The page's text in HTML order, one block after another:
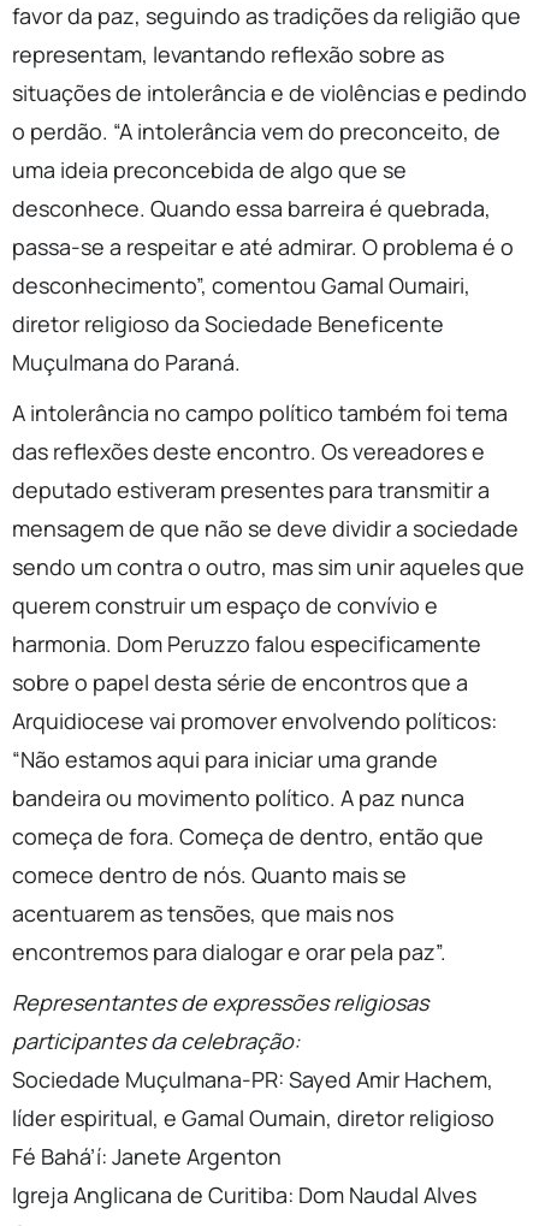
favor da paz, seguindo as tradições da religião que
representam, levantando reflexão sobre as
situações de intolerância e de violências e pedindo
o perdão. “A intolerância vem do preconceito, de
uma ideia preconcebida de algo que se
desconhece. Quando essa barreira é quebrada,
passa-se a respeitar e até admirar. O problema é o
desconhecimento”, comentou Gamal Oumairi,
diretor religioso da Sociedade Beneficente
Muçulmana do Paraná.
A intolerância no campo político também foi tema
das reflexões deste encontro. Os vereadores e
deputado estiveram presentes para transmitir a
mensagem de que não se deve dividir a sociedade
sendo um contra o outro, mas sim unir aqueles que
querem construir um espaço de convívio e
harmonia. Dom Peruzzo falou especificamente
sobre o papel desta série de encontros que a
Arquidiocese vai promover envolvendo políticos:
“Não estamos aqui para iniciar uma grande
bandeira ou movimento político. A paz nunca
começa de fora. Começa de dentro, então que
comece dentro de nós. Quanto mais se
acentuarem as tensões, que mais nos
encontremos para dialogar e orar pela paz”.
Representantes de expressões religiosas
participantes da celebração:
Sociedade Muçulmana-PR: Sayed Amir Hachem,
líder espiritual, e Gamal Oumain, diretor religioso
Fé Bahá’í: Janete Argenton
Igreja Anglicana de Curitiba: Dom Naudal Alves